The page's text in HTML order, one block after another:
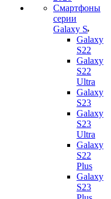
Смартфоны
серии
Galaxy S
Galaxy
S22
Galaxy
S22
Ultra
Galaxy
S23
Galaxy
S23
Ultra
Galaxy
S22
Plus
Galaxy
S23